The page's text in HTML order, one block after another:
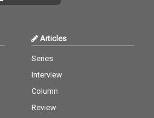
Articles
Series
Interview
Column
Review